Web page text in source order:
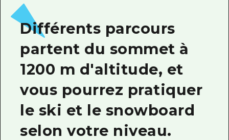
Vidéo d'Hiroshima
FAQ
Téléchargement de Photos
Informations sur le transport en
Brochure touristique
Différents parcours
partent du sommet à
1200 m d'altitude, et
vous pourrez pratiquer
le ski et le snowboard
selon votre niveau.